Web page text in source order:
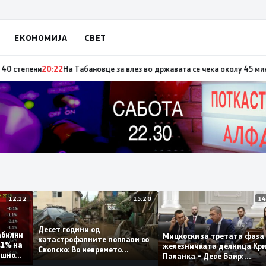
ЕКОНОМИЈА СВЕТ
повод „30 години Општина Вевчани“20:23Портокалова фаза утре,
12:12
стабилни
0,1% на
15:20
Десет години од
катастрофалните поплави во
Скопско: Во невремето
Мицкоски за третата
железничката
Паланка – Деве Баир: